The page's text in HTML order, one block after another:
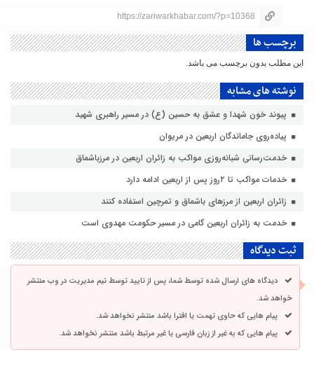
https://zariwarkhabar.com/?p=10368
برچسب ها
این مطلب بدون برچسب می باشد.
نوشته های مشابه
پیوند خون شهدا و عشق به حسین (ع) در مسیر راهبری شهید
پیاده‌روی جاماندگان اربعین در مریوان
خدمت‌رسانی شبانه‌روزی مواکب به زائران اربعین در مرزباشماق
خدمات مواکب تا ۲روز پس از اربعین ادامه دارد
زائران اربعین از مرزهای باشماق و تمرچین استفاده کنند
خدمت به زائران اربعین گامی در مسیر حکومت مهدوی است
ثبت دیدگاه
دیدگاه های ارسال شده توسط شما، پس از تایید توسط تیم مدیریت در وب منتشر
خواهد شد.
پیام هایی که حاوی تهمت یا افترا باشد منتشر نخواهد شد.
پیام هایی که به غیر از زبان فارسی یا غیر مرتبط باشد منتشر نخواهد شد.